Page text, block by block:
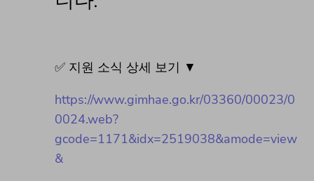
✅ 지원 소식 상세 보기 ▼
https://www.gimhae.go.kr/03360/00023/0
0024.web?
gcode=1171&idx=2519038&amode=view
&